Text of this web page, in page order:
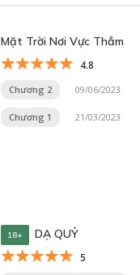
Mặt Trời Nơi Vực Thẳm
4.8
Chương 2 09/06/2023
Chương 1 21/03/2023
18+ DẠ QUỶ
5